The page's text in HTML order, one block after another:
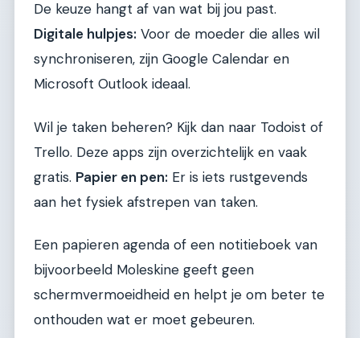
De keuze hangt af van wat bij jou past.
Digitale hulpjes: Voor de moeder die alles wil
synchroniseren, zijn Google Calendar en
Microsoft Outlook ideaal.
Wil je taken beheren? Kijk dan naar Todoist of
Trello. Deze apps zijn overzichtelijk en vaak
gratis. Papier en pen: Er is iets rustgevends
aan het fysiek afstrepen van taken.
Een papieren agenda of een notitieboek van
bijvoorbeeld Moleskine geeft geen
schermvermoeidheid en helpt je om beter te
onthouden wat er moet gebeuren.